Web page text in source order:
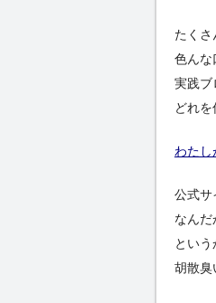
たくさ
色んな
実践ブ
どれ
わたし
公式サ
なんだ
とい
胡散臭